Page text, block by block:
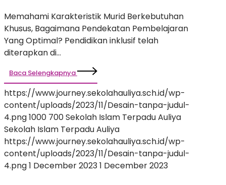
Yang Optimal?
Memahami Karakteristik Murid Berkebutuhan
Khusus, Bagaimana Pendekatan Pembelajaran
Yang Optimal? Pendidikan inklusif telah
diterapkan di…
Baca Selengkapnya
https://www.journey.sekolahauliya.sch.id/wp-
content/uploads/2023/11/Desain-tanpa-judul-
4.png1000 700Sekolah Islam Terpadu Auliya
Sekolah Islam Terpadu Auliya
https://www.journey.sekolahauliya.sch.id/wp-
content/uploads/2023/11/Desain-tanpa-judul-
4.png1 December 20231 December 2023